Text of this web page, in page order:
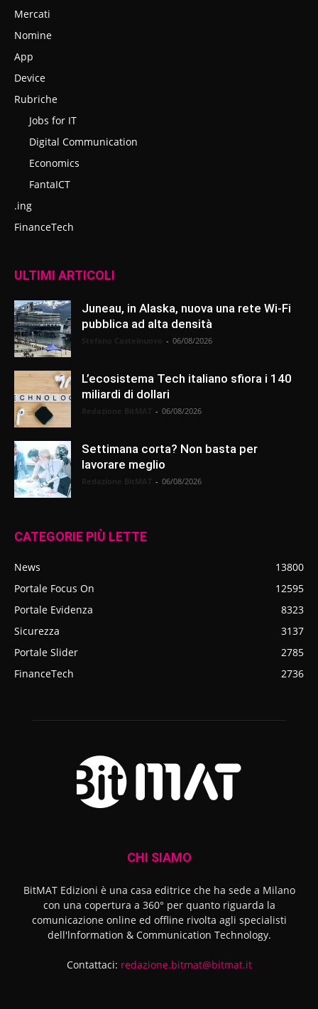
Mercati
Nomine
App
Device
Rubriche
Jobs for IT
Digital Communication
Economics
FantaICT
.ing
FinanceTech
ULTIMI ARTICOLI
Juneau, in Alaska, nuova una rete Wi-Fi
pubblica ad alta densità
- 06/08/2026
L’ecosistema Tech italiano sfiora i 140
miliardi di dollari
- 06/08/2026
Settimana corta? Non basta per
lavorare meglio
- 06/08/2026
CATEGORIE PIÙ LETTE
News
13800
Portale Focus On
12595
Portale Evidenza
8323
Sicurezza
3137
Portale Slider
2785
FinanceTech
2736
CHI SIAMO
BitMAT Edizioni è una casa editrice che ha sede a Milano
con una copertura a 360° per quanto riguarda la
comunicazione online ed offline rivolta agli specialisti
dell'lnformation & Communication Technology.
Contattaci: redazione.bitmat@bitmat.it